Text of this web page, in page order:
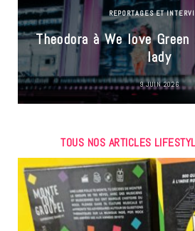
REPORTAGES ET
Theodora à We love
lady
9 JUIN 2026
TOUS NOS ARTICLES